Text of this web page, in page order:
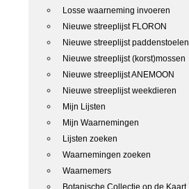
Losse waarneming invoeren
Nieuwe streeplijst FLORON
Nieuwe streeplijst paddenstoelen
Nieuwe streeplijst (korst)mossen
Nieuwe streeplijst ANEMOON
Nieuwe streeplijst weekdieren
Mijn Lijsten
Mijn Waarnemingen
Lijsten zoeken
Waarnemingen zoeken
Waarnemers
Botanische Collectie op de Kaart